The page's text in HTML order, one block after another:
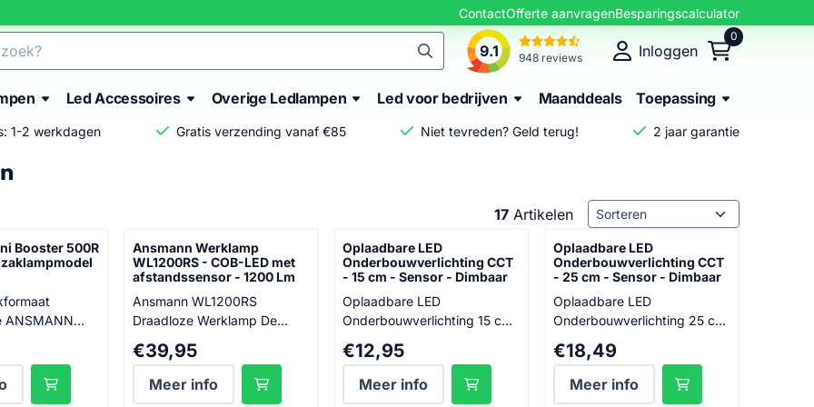
ContactOfferte aanvragenBesparingscalculator
9.1 948 reviews Inloggen
0
Led Accessoires Overige Ledlampen Led voor bedrijven Maanddeals Toepassing
1-2 werkdagen Gratis verzending vanaf €85 Niet tevreden? Geld terug!
2 jaar garantie
17 Artikelen Sorteermethode
Booster 500R
in een
formaat.
Ansmann Werklamp
WL1200RS - COB-LED met
afstandssensor - 1200 Lm
Ansmann WL1200RS
Draadloze Werklamp De
geavanceerde draadloze
werklamp die speciaal is
Prijs: 39,95
€39,95
Meer info
Oplaadbare LED
Onderbouwverlichting CCT
- 15 cm - Sensor - Dimbaar
Oplaadbare LED
Onderbouwverlichting 15 cm
Ervaar optimale verlichting in
donkere ruimtes met onze
Prijs: 12,95
€12,95
Meer info
Oplaadbare LED
Onderbouwverlichting CCT
- 25 cm - Sensor - Dimbaar
Oplaadbare LED
Onderbouwverlichting 25 cm
Ervaar optimale verlichting in
donkere ruimtes met onze
Prijs: 18,49
€18,49
Meer info